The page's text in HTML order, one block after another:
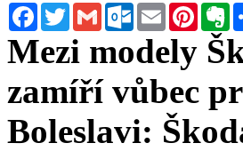
FacebookTwitterGmail Outlook.com
Email Pinterest
Mezi modely
zamíří vůbec
Boleslavi: